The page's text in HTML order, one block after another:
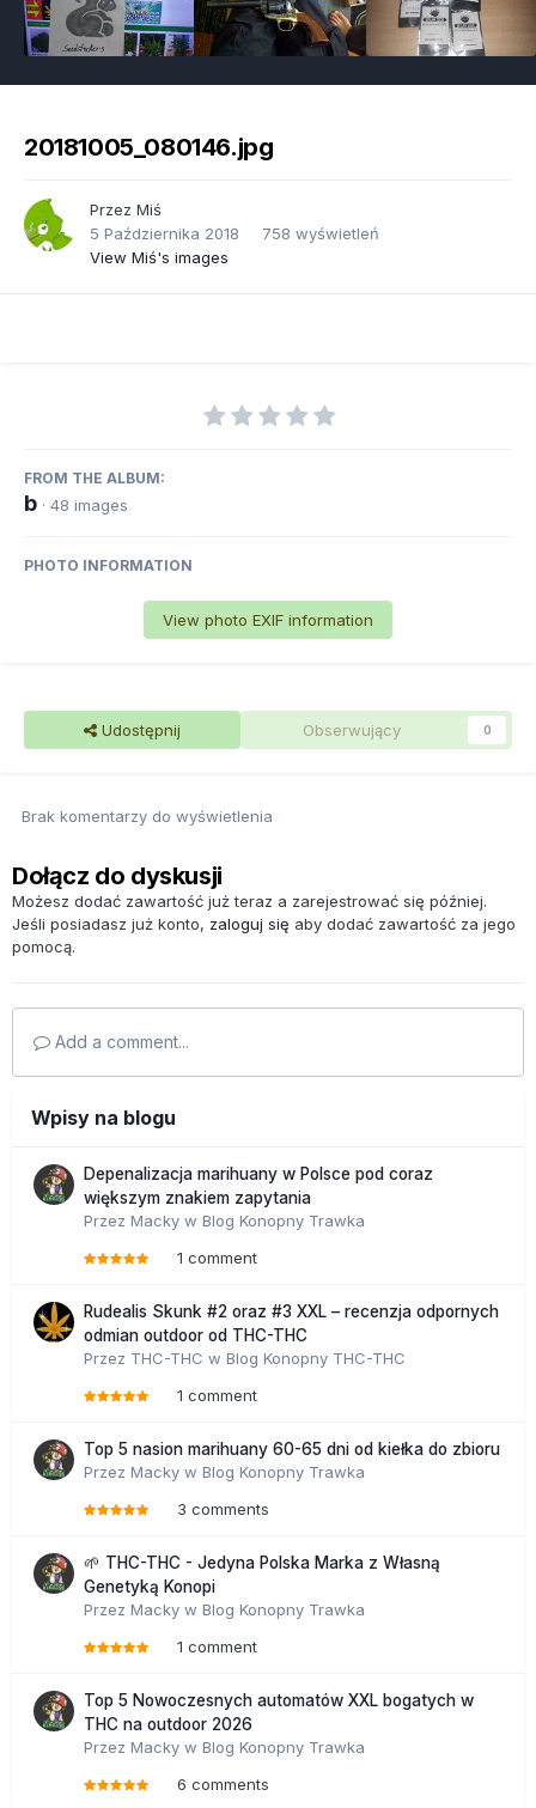
20181005_080146.jpg
Przez Miś
5 Października 2018
758 wyświetleń
View Miś's images
FROM THE ALBUM:
b · 48 images
PHOTO INFORMATION
View photo EXIF information
Udostępnij Obserwujący 0
Brak komentarzy do wyświetlenia
Dołącz do dyskusji
Możesz dodać zawartość już teraz a zarejestrować się później.
Jeśli posiadasz już konto, zaloguj się aby dodać zawartość za jego
pomocą.
Add a comment...
Wpisy na blogu
Depenalizacja marihuany w Polsce pod coraz
większym znakiem zapytania
Przez Macky w Blog Konopny Trawka
1 comment
Rudealis Skunk #2 oraz #3 XXL – recenzja odpornych
odmian outdoor od THC-THC
Przez THC-THC w Blog Konopny THC-THC
1 comment
Top 5 nasion marihuany 60-65 dni od kiełka do zbioru
Przez Macky w Blog Konopny Trawka
3 comments
🌱 THC-THC - Jedyna Polska Marka z Własną
Genetyką Konopi
Przez Macky w Blog Konopny Trawka
1 comment
Top 5 Nowoczesnych automatów XXL bogatych w
THC na outdoor 2026
Przez Macky w Blog Konopny Trawka
6 comments